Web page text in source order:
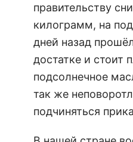
правительству
килограмм, на
дней назад
достатке и стоит
подсолнечное
так же
подчиняться